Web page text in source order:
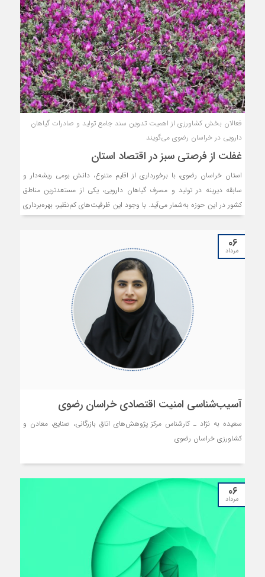
فعالان بخش کشاورزی از اهمیت تدوین سند جامع تولید و صادرات گیاهان
دارویی در خراسان رضوی می‌گویند
غفلت از فرصتی سبز در اقتصاد استان
استان خراسان رضوی، با برخورداری از اقلیم متنوع، دانش بومی ریشه‌دار و
سابقه دیرینه در تولید و مصرف گیاهان دارویی، یکی از مستعدترین مناطق
کشور در این حوزه به‌شمار می‌آید. با وجود این ظرفیت‌های کم‌نظیر، بهره‌برداری
اقتصادی از این مزیت طبیعی تاکنون به شکلی متوازن و هدفمند محقق نشده
است. این در حالی است که بازار جهانی گیاهان دارویی در حال رشد سریع
است و روند فزاینده تقاضای بین‌المللی برای محصولات طبیعی و دارویی،
فرصت طلایی برای ورود به زنجیره ارزش جهانی فراهم آورده است.
۰۶
مرداد
آسیب‌شناسی امنیت اقتصادی خراسان رضوی
سعیده به نژاد ـ کارشناس مرکز پژوهش‌های اتاق بازرگانی، صنایع، معادن و
کشاورزی خراسان رضوی
۰۶
مرداد